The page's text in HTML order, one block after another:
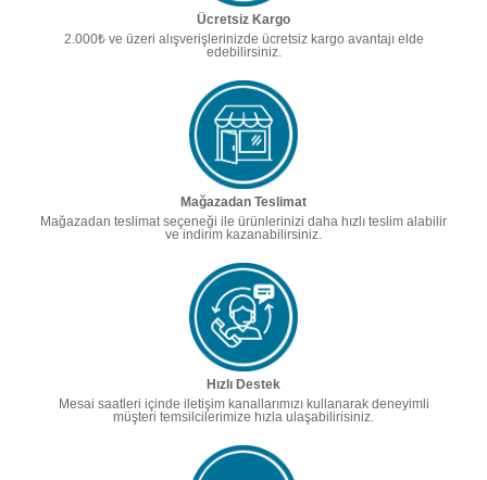
Ücretsiz Kargo
2.000₺ ve üzeri alışverişlerinizde ücretsiz kargo avantajı elde
edebilirsiniz.
Mağazadan Teslimat
Mağazadan teslimat seçeneği ile ürünlerinizi daha hızlı teslim alabilir
ve indirim kazanabilirsiniz.
Hızlı Destek
Mesai saatleri içinde iletişim kanallarımızı kullanarak deneyimli
müşteri temsilcilerimize hızla ulaşabilirisiniz.